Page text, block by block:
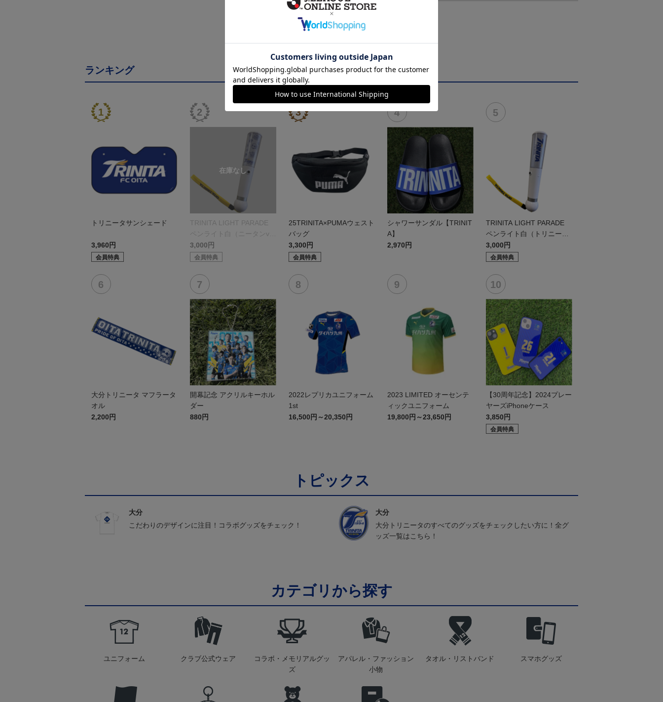
ランキング
トリニータサンシェード
3,960円
会員特典
TRINITA LIGHT PARADE
ペンライト白（ニータンve
r.）
3,000円
会員特典
25TRINITA×PUMAウェスト
バッグ
3,300円
会員特典
シャワーサンダル【TRINIT
A】
2,970円
TRINITA LIGHT PARADE
ペンライト白（トリニータv
er.）
3,000円
会員特典
大分トリニータ マフラータ
オル
2,200円
開幕記念 アクリルキーホル
ダー
880円
2022レプリカユニフォーム
1st
16,500円～20,350円
2023 LIMITED オーセンテ
ィックユニフォーム
19,800円～23,650円
【30周年記念】2024プレー
ヤーズiPhoneケース
3,850円
会員特典
トピックス
大分
こだわりのデザインに注目！コラボグッズをチェック！
大分
大分トリニータのすべてのグッズをチェックしたい方に！全グ
ッズ一覧はこちら！
カテゴリから探す
ユニフォーム クラブ公式ウェア
コラボ・メモリアルグッ
ズ
アパレル・ファッション
小物
タオル・リストバンド スマホグッズ